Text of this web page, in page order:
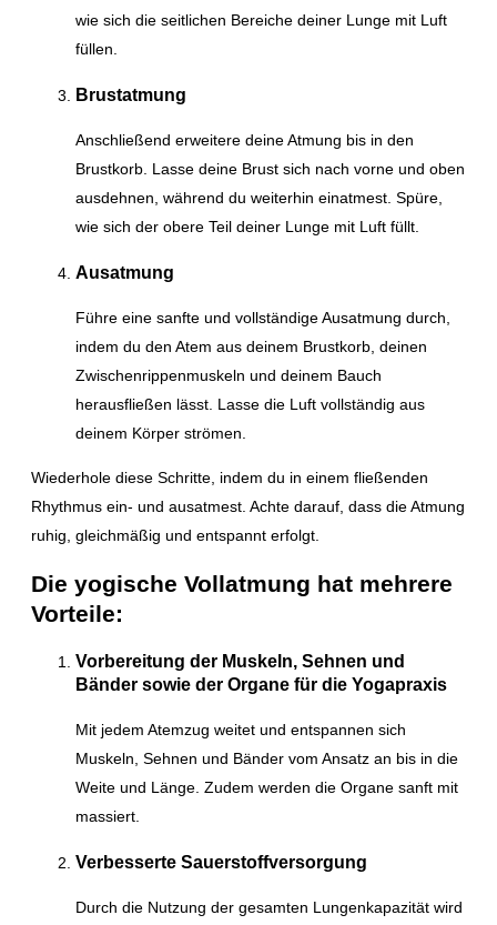
wie sich die seitlichen Bereiche deiner Lunge mit Luft
füllen.
Brustatmung
Anschließend erweitere deine Atmung bis in den
Brustkorb. Lasse deine Brust sich nach vorne und oben
ausdehnen, während du weiterhin einatmest. Spüre,
wie sich der obere Teil deiner Lunge mit Luft füllt.
Ausatmung
Führe eine sanfte und vollständige Ausatmung durch,
indem du den Atem aus deinem Brustkorb, deinen
Zwischenrippenmuskeln und deinem Bauch
herausfließen lässt. Lasse die Luft vollständig aus
deinem Körper strömen.
Wiederhole diese Schritte, indem du in einem fließenden
Rhythmus ein- und ausatmest. Achte darauf, dass die Atmung
ruhig, gleichmäßig und entspannt erfolgt.
Die yogische Vollatmung hat mehrere
Vorteile:
Vorbereitung der Muskeln, Sehnen und
Bänder sowie der Organe für die Yogapraxis
Mit jedem Atemzug weitet und entspannen sich
Muskeln, Sehnen und Bänder vom Ansatz an bis in die
Weite und Länge. Zudem werden die Organe sanft mit
massiert.
Verbesserte Sauerstoffversorgung
Durch die Nutzung der gesamten Lungenkapazität wird